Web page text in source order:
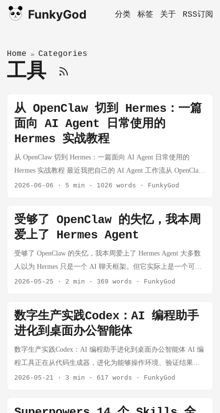
FunkyGod 分类 标签 关于 RSS订阅
Home » Categories
工具
从 OpenClaw 切到 Hermes：一篇
面向 AI Agent 日常使用的
Hermes 实战教程
从 OpenClaw 切到 Hermes：一篇面向 AI Agent 日常使用的
Hermes 实战教程 最近我把自己的 AI Agent 工作流从 OpenClaw
切到了 Hermes。切换之后最大的感受是：OpenClaw 更像一个
编排、团队协作，那么 Hermes 一开始可能会显得更"轻"。但如
果你的核心需求是：每天让 Agent 帮你处理重复任务、跑命
令、查资料、写代码、做总结、记住上下文、沉淀技能，那么
Hermes 的体验会更贴近个人长期使用。 Hermes Agent 是 Nous
文。(Hermes Agent) 一、Hermes 适合什么人？ 我建议把 Hermes
理解成一个「个人 AI 工具执行器」，而不是单纯聊天机器人。
资料、定期做项目审计。Hermes 官方 GitHub 页面提到它支持
...
2026-06-06 · 5 min · 1026 words · FunkyGod
受够了 OpenClaw 的失忆，我本周
爱上了 Hermes Agent
受够了 OpenClaw 的失忆，我本周爱上了 Hermes Agent 大多数
人以为 Hermes 只是一个 AI 聊天框架。但它实际上是一个可长
期运行、多角色协作、多入口接入的 Agent Runtime，已经非常
为目前全球使用量最大的 Agent。在折腾了 2 个月，受够了
OpenClaw 的失忆后，我尝试用业界火热的 Hermes Agent，效果
居然出奇的好，因此写下这篇安利文章。 关键词：#openclaw
#Hermes 能力标签：多Agent协作 · 长期记忆隔离 · 子代理并行 ·
2026-05-25 · 2 min · 369 words · FunkyGod
数字生产实践Codex：AI 编程助手
进化到桌面办公智能体
数字生产实践Codex：AI 编程助手进化到桌面办公智能体 AI 编
程工具正在从代码生成器，进化为能够操作环境、验证结果、
持续协作的软件开发智能体。 在过去，很多人对 AI 编程工具
2026-05-21 · 3 min · 617 words · FunkyGod